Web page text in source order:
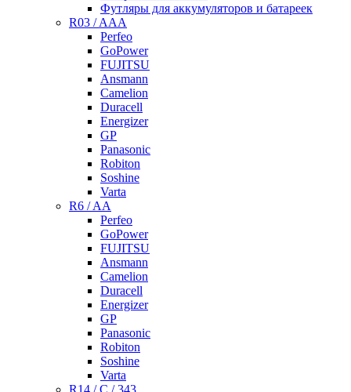
Футляры для аккумуляторов и батареек
R03 / AAA
Perfeo
GoPower
FUJITSU
Ansmann
Camelion
Duracell
Energizer
GP
Panasonic
Robiton
Soshine
Varta
R6 / AA
Perfeo
GoPower
FUJITSU
Ansmann
Camelion
Duracell
Energizer
GP
Panasonic
Robiton
Soshine
Varta
R14 / C / 343